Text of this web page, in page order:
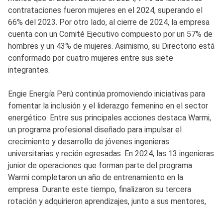
contrataciones fueron mujeres en el 2024, superando el
66% del 2023. Por otro lado, al cierre de 2024, la empresa
cuenta con un Comité Ejecutivo compuesto por un 57% de
hombres y un 43% de mujeres. Asimismo, su Directorio está
conformado por cuatro mujeres entre sus siete
integrantes.
Engie Energía Perú continúa promoviendo iniciativas para
fomentar la inclusión y el liderazgo femenino en el sector
energético. Entre sus principales acciones destaca Warmi,
un programa profesional diseñado para impulsar el
crecimiento y desarrollo de jóvenes ingenieras
universitarias y recién egresadas. En 2024, las 13 ingenieras
junior de operaciones que forman parte del programa
Warmi completaron un año de entrenamiento en la
empresa. Durante este tiempo, finalizaron su tercera
rotación y adquirieron aprendizajes, junto a sus mentores,